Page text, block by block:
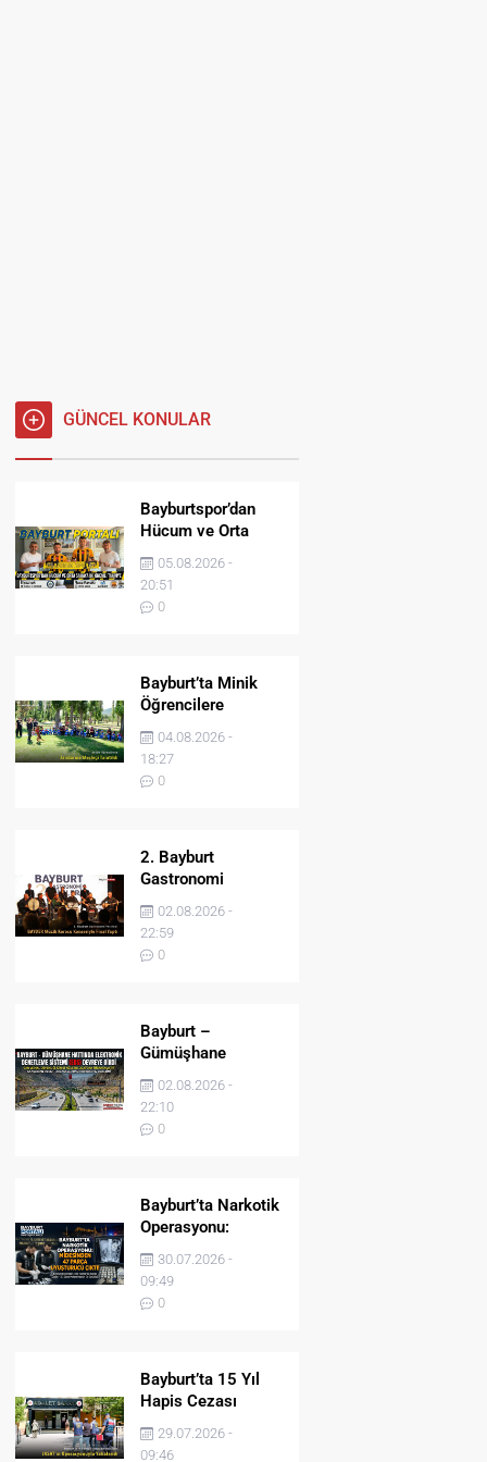
GÜNCEL KONULAR
Bayburtspor’dan
Hücum ve Orta
Sahaya İki Önemli
Takviye
05.08.2026 -
20:51
0
Bayburt’ta Minik
Öğrencilere
Jandarma Mesleği
Tanıtıldı
04.08.2026 -
18:27
0
2. Bayburt
Gastronomi
Festivali BAYDER
Müzik Korosu
Konseriyle Final
Yaptı
02.08.2026 -
22:59
0
Bayburt –
Gümüşhane
Hattında Elektronik
Denetleme Sistemi
(EDS) Devreye Girdi
02.08.2026 -
22:10
0
Bayburt’ta Narkotik
Operasyonu:
Midesinden 47
Parça Uyuşturucu
Çıktı!
30.07.2026 -
09:49
0
Bayburt’ta 15 Yıl
Hapis Cezası
Bulunan Şahıs
JASAT’ın
29.07.2026 -
09:46